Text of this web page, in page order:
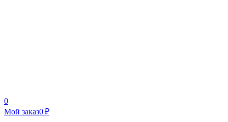
0
Мой заказ0 ₽